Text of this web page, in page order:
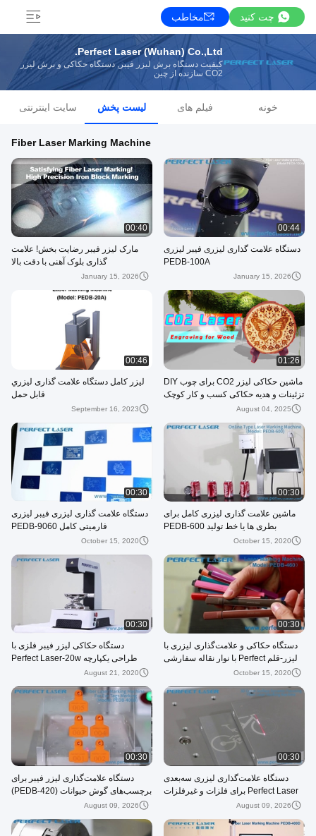
چت کنید مخاطب
Perfect Laser (Wuhan) Co.,Ltd.
کیفیت دستگاه برش لیزر فیبر, دستگاه حکاکی و برش لیزر
CO2 سازنده از چین
خونه فیلم های لیست پخش سایت اینترنتی
Fiber Laser Marking Machine
00:44
دستگاه علامت گذاری لیزری فیبر لیزری
PEDB-100A
January 15, 2026
00:40
مارک لیزر فیبر رضایت بخش! علامت
گذاری بلوک آهنی با دقت بالا
January 15, 2026
01:26
ماشین حکاکی لیزر CO2 برای چوب DIY
تزئینات و هدیه حکاکی کسب و کار کوچک
August 04, 2025
00:46
ليزر کامل دستگاه علامت گذاری ليزري
قابل حمل
September 16, 2023
00:30
ماشین علامت گذاری لیزری کامل برای
بطری ها یا خط تولید PEDB-600
October 15, 2020
00:30
دستگاه علامت گذاری لیزری فیبر لیزری
فارمیتی کامل PEDB-9060
October 15, 2020
00:30
دستگاه حکاکی و علامت‌گذاری لیزری با
لیزر-قلم Perfect با نوار نقاله سفارشی
October 15, 2020
00:30
دستگاه حکاکی لیزر فیبر فلزی با
طراحی یکپارچه Perfect Laser-20w
August 21, 2020
00:30
دستگاه علامت‌گذاری لیزری سه‌بعدی
Perfect Laser برای فلزات و غیرفلزات
August 09, 2026
00:30
دستگاه علامت‌گذاری لیزر فیبر برای
برچسب‌های گوش حیوانات (PEDB-420)
August 09, 2026